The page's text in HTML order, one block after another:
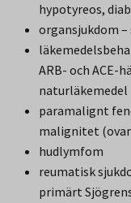
hypotyreos,
organsjukdom
ARB- och ACE-
naturläkemedel
paramalignt
malignitet
hudlymfom
reumatisk
primärt